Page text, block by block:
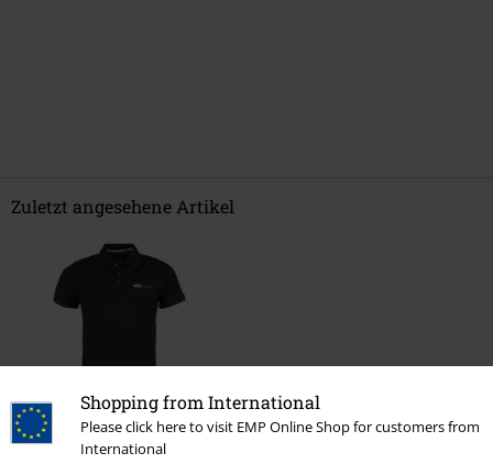
Shopping from International
Please click here to visit EMP Online Shop for customers from
International
Zuletzt angesehene Artikel
-30%
UVP55,00 € 37,99 €